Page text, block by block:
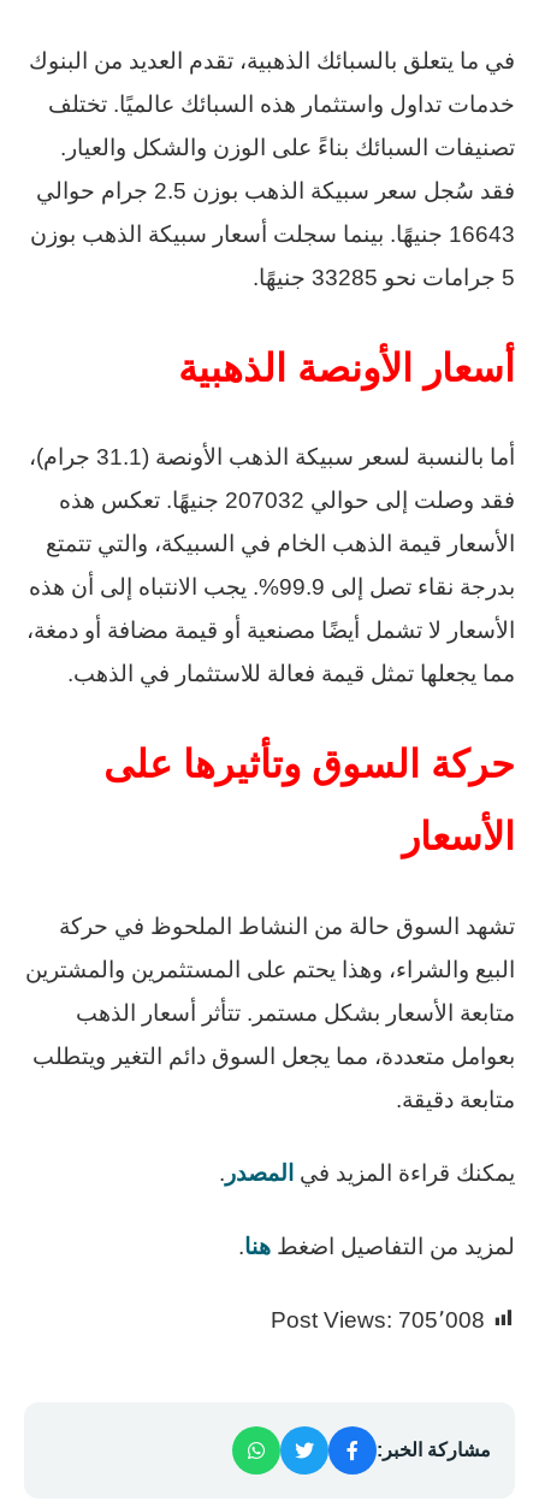
في ما يتعلق بالسبائك الذهبية، تقدم العديد من البنوك
خدمات تداول واستثمار هذه السبائك عالميًا. تختلف
تصنيفات السبائك بناءً على الوزن والشكل والعيار.
فقد سُجل سعر سبيكة الذهب بوزن 2.5 جرام حوالي
16643 جنيهًا. بينما سجلت أسعار سبيكة الذهب بوزن
5 جرامات نحو 33285 جنيهًا.
أسعار الأونصة الذهبية
أما بالنسبة لسعر سبيكة الذهب الأونصة (31.1 جرام)،
فقد وصلت إلى حوالي 207032 جنيهًا. تعكس هذه
الأسعار قيمة الذهب الخام في السبيكة، والتي تتمتع
بدرجة نقاء تصل إلى 99.9%. يجب الانتباه إلى أن هذه
الأسعار لا تشمل أيضًا مصنعية أو قيمة مضافة أو دمغة،
مما يجعلها تمثل قيمة فعالة للاستثمار في الذهب.
حركة السوق وتأثيرها على
الأسعار
تشهد السوق حالة من النشاط الملحوظ في حركة
البيع والشراء، وهذا يحتم على المستثمرين والمشترين
متابعة الأسعار بشكل مستمر. تتأثر أسعار الذهب
بعوامل متعددة، مما يجعل السوق دائم التغير ويتطلب
متابعة دقيقة.
يمكنك قراءة المزيد في المصدر .
لمزيد من التفاصيل اضغط هنا.
Post Views: 705٬008
مشاركة الخبر: